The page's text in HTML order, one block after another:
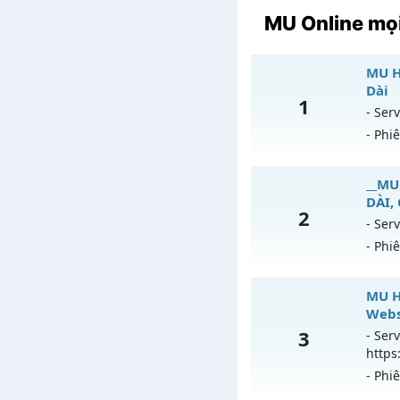
MU Online
1
MU
Dài
-
-
2
DÀI,
-
-
3
MU
-
-